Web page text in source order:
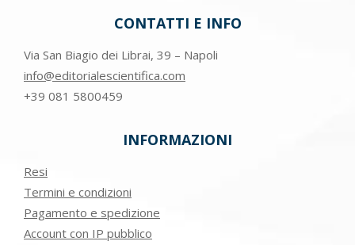
CONTATTI E INFO
Via San Biagio dei Librai, 39 – Napoli
info@editorialescientifica.com
+39 081 5800459
INFORMAZIONI
Resi
Termini e condizioni
Pagamento e spedizione
Account con IP pubblico